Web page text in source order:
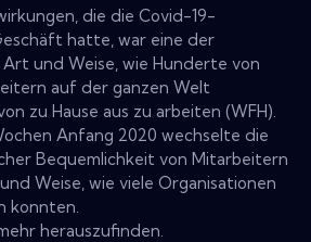
die die Covid-19-
hatte, war eine der
und Weise, wie Hunderte von
auf der ganzen Welt
zu Hause aus zu arbeiten (WFH).
Anfang 2020 wechselte die
Bequemlichkeit von Mitarbeitern
Weise, wie viele Organisationen
konnten.
herauszufinden.